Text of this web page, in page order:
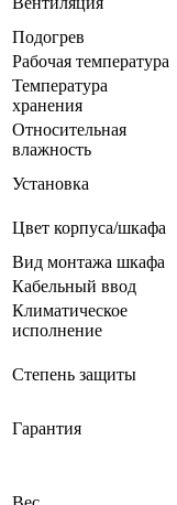
Подогрев
Рабочая температура
Температура
хранения
Относительная
влажность
Установка
Цвет корпуса/шкафа
Вид монтажа шкафа
Кабельный ввод
Климатическое
исполнение
Степень защиты
Гарантия